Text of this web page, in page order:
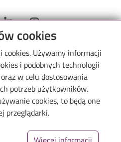
cookies
Używamy informacji
i podobnych technologii
w celu dostosowania
potrzeb użytkowników.
cookies, to będą one
przeglądarki.
PŁ
Uczelnia Badawcza